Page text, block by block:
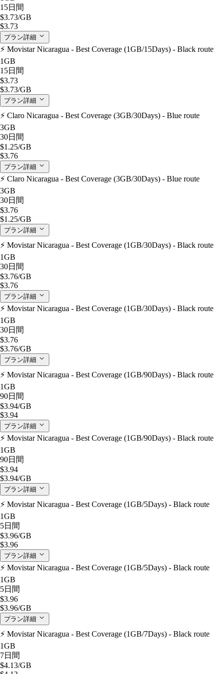
15日間
$3.73/GB
$3.73
プラン詳細
⚡️ Movistar Nicaragua - Best Coverage (1GB/15Days) - Black route
1GB
15日間
$3.73
$3.73/GB
プラン詳細
⚡️ Claro Nicaragua - Best Coverage (3GB/30Days) - Blue route
3GB
30日間
$1.25/GB
$3.76
プラン詳細
⚡️ Claro Nicaragua - Best Coverage (3GB/30Days) - Blue route
3GB
30日間
$3.76
$1.25/GB
プラン詳細
⚡️ Movistar Nicaragua - Best Coverage (1GB/30Days) - Black route
1GB
30日間
$3.76/GB
$3.76
プラン詳細
⚡️ Movistar Nicaragua - Best Coverage (1GB/30Days) - Black route
1GB
30日間
$3.76
$3.76/GB
プラン詳細
⚡️ Movistar Nicaragua - Best Coverage (1GB/90Days) - Black route
1GB
90日間
$3.94/GB
$3.94
プラン詳細
⚡️ Movistar Nicaragua - Best Coverage (1GB/90Days) - Black route
1GB
90日間
$3.94
$3.94/GB
プラン詳細
⚡️ Movistar Nicaragua - Best Coverage (1GB/5Days) - Black route
1GB
5日間
$3.96/GB
$3.96
プラン詳細
⚡️ Movistar Nicaragua - Best Coverage (1GB/5Days) - Black route
1GB
5日間
$3.96
$3.96/GB
プラン詳細
⚡️ Movistar Nicaragua - Best Coverage (1GB/7Days) - Black route
1GB
7日間
$4.13/GB